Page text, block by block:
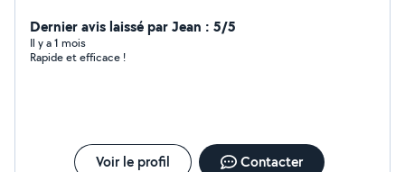
Dernier avis laissé par Jean : 5/5
Il y a 1 mois
Rapide et efficace !
Voir le profil Contacter